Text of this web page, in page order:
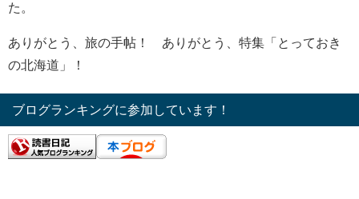
た。
ありがとう、旅の手帖！ ありがとう、特集「とっておき
の北海道」！
ブログランキングに参加しています！